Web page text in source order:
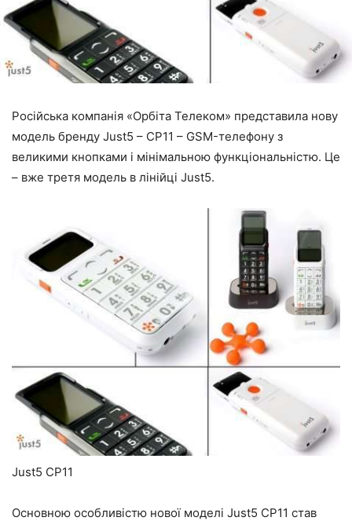
Російська компанія «Орбіта Телеком» представила нову
модель бренду Just5 – CP11 – GSM-телефону з
великими кнопками і мінімальною функціональністю. Це
– вже третя модель в лінійці Just5.
Just5 CP11
Основною особливістю нової моделі Just5 CP11 став